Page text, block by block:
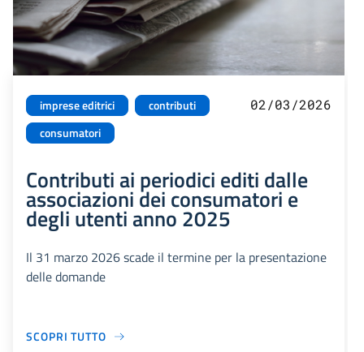
imprese editrici
contributi
consumatori
02/03/2026
Contributi ai periodici editi dalle
associazioni dei consumatori e
degli utenti anno 2025
Il 31 marzo 2026 scade il termine per la presentazione
delle domande
SCOPRI TUTTO